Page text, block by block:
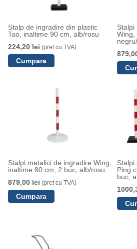
Stalp de ingradire din plastic
Tao, inaltime 90 cm, alb/rosu
224,20 lei (pret cu TVA)
Stalpi
Wing,
Stalpi metalici de ingradire Wing,
inaltime 80 cm, 2 buc, alb/rosu
879,00 lei (pret cu TVA)
Stalpi
Ping
buc,